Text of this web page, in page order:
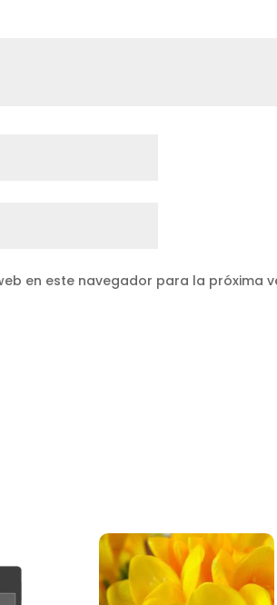
en este navegador para la próxima